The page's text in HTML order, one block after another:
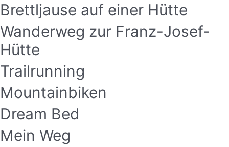
Brettljause auf einer Hütte
Wanderweg zur Franz-Josef-
Hütte
Trailrunning
Mountainbiken
Dream Bed
Mein Weg